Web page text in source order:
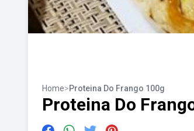
Home>Proteina Do Frango 100g
Proteina Do